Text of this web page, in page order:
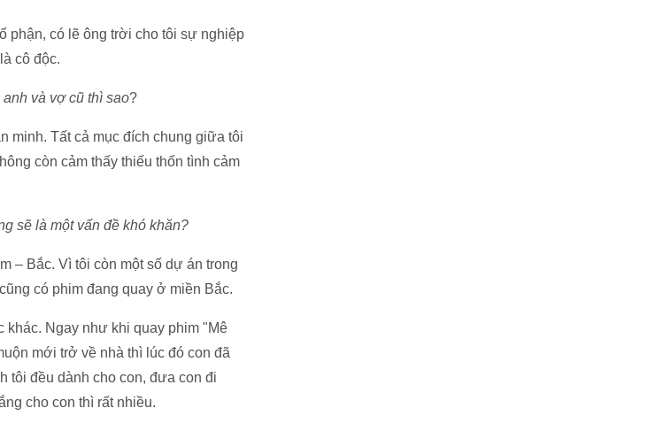
phận, có lẽ ông trời cho tôi sự nghiệp
cô độc.
và vợ cũ thì sao?
minh. Tất cả mục đích chung giữa tôi
còn cảm thấy thiếu thốn tình cảm
sẽ là một vấn đề khó khăn?
– Bắc. Vì tôi còn một số dự án trong
có phim đang quay ở miền Bắc.
khác. Ngay như khi quay phim "Mê
mới trở về nhà thì lúc đó con đã
tôi đều dành cho con, đưa con đi
cho con thì rất nhiều.